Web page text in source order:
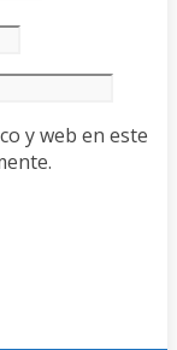
y web en este